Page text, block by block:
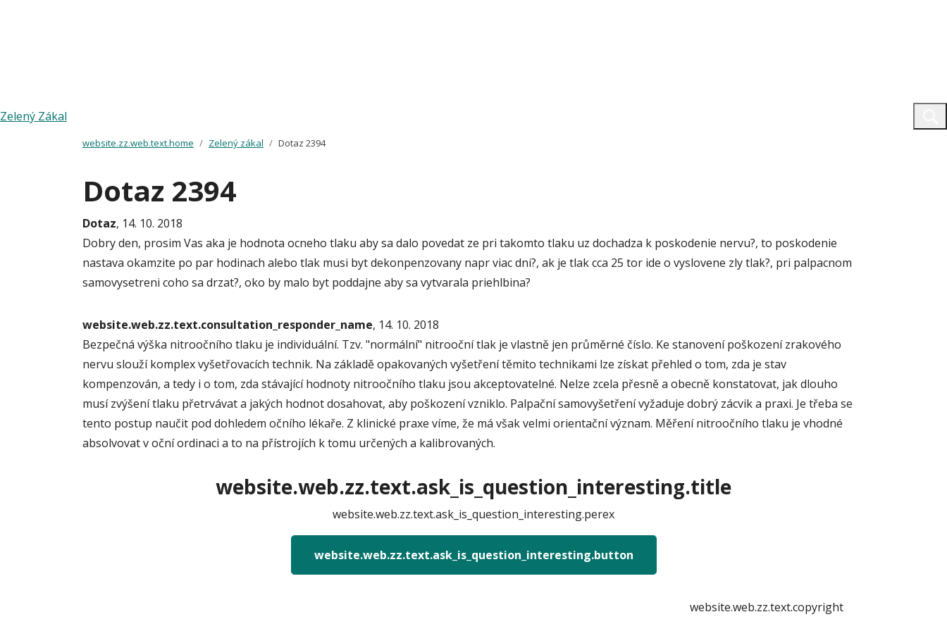
Zelený Zákal
website.zz.web.text.home Zelený zákal Dotaz 2394
Dotaz 2394
Dotaz, 14. 10. 2018
Dobry den, prosim Vas aka je hodnota ocneho tlaku aby sa dalo povedat ze pri takomto tlaku uz dochadza k poskodenie nervu?, to poskodenie
nastava okamzite po par hodinach alebo tlak musi byt dekonpenzovany napr viac dni?, ak je tlak cca 25 tor ide o vyslovene zly tlak?, pri palpacnom
samovysetreni coho sa drzat?, oko by malo byt poddajne aby sa vytvarala priehlbina?
website.web.zz.text.consultation_responder_name, 14. 10. 2018
Bezpečná výška nitroočního tlaku je individuální. Tzv. "normální" nitrooční tlak je vlastně jen průměrné číslo. Ke stanovení poškození zrakového
nervu slouží komplex vyšetřovacích technik. Na základě opakovaných vyšetření těmito technikami lze získat přehled o tom, zda je stav
kompenzován, a tedy i o tom, zda stávající hodnoty nitroočního tlaku jsou akceptovatelné. Nelze zcela přesně a obecně konstatovat, jak dlouho
musí zvýšení tlaku přetrvávat a jakých hodnot dosahovat, aby poškození vzniklo. Palpační samovyšetření vyžaduje dobrý zácvik a praxi. Je třeba se
tento postup naučit pod dohledem očního lékaře. Z klinické praxe víme, že má však velmi orientační význam. Měření nitroočního tlaku je vhodné
absolvovat v oční ordinaci a to na přístrojích k tomu určených a kalibrovaných.
website.web.zz.text.ask_is_question_interesting.title
website.web.zz.text.ask_is_question_interesting.perex
website.web.zz.text.ask_is_question_interesting.button
website.web.zz.text.copyright